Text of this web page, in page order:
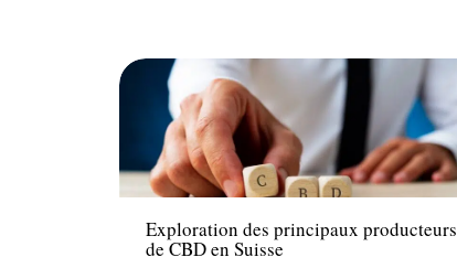
Santé
Exploration des principaux producteurs
de CBD en Suisse